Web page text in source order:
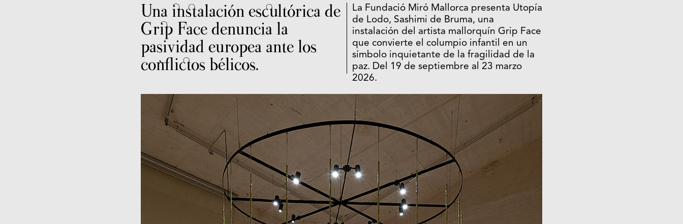
Una instalación escultórica de
Grip Face denuncia la
pasividad europea ante los
conflictos bélicos.
La Fundació Miró Mallorca presenta Utopía
de Lodo, Sashimi de Bruma, una
instalación del artista mallorquín Grip Face
que convierte el columpio infantil en un
símbolo inquietante de la fragilidad de la
paz. Del 19 de septiembre al 23 marzo
2026.